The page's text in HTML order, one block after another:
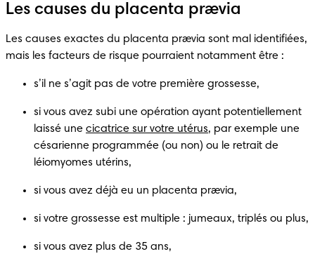
Les causes du placenta prævia
Les causes exactes du placenta prævia sont mal identifiées,
mais les facteurs de risque pourraient notamment être :
s’il ne s’agit pas de votre première grossesse,
si vous avez subi une opération ayant potentiellement
laissé une cicatrice sur votre utérus, par exemple une
césarienne programmée (ou non) ou le retrait de
léiomyomes utérins,
si vous avez déjà eu un placenta prævia,
si votre grossesse est multiple : jumeaux, triplés ou plus,
si vous avez plus de 35 ans,